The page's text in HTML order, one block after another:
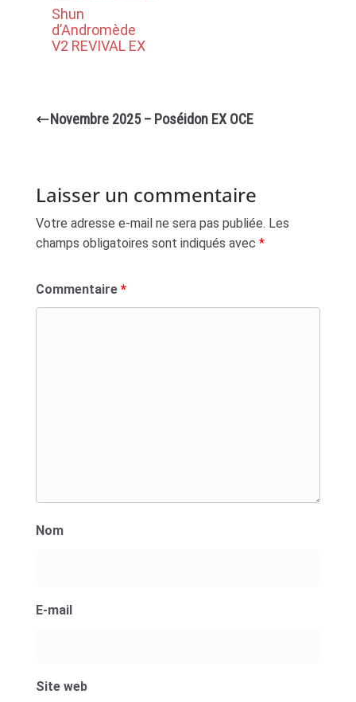
Shun
d’Andromède
V2 REVIVAL EX
Novembre 2025 – Poséidon EX OCE
Laisser un commentaire
Votre adresse e-mail ne sera pas publiée. Les
champs obligatoires sont indiqués avec *
Commentaire *
Nom
E-mail
Site web